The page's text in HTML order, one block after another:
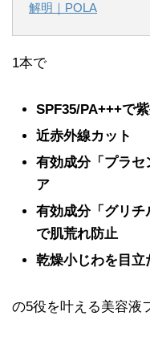
解明｜POLA
1本で
SPF35/PA+++で
近赤外線カット
有効成分「プラセ
ア
有効成分「グリ
で肌荒れ防止
乾燥小じわを目立
の5役を叶える美容液